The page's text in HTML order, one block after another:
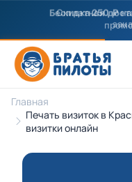
Скидка250 ₽на
Главная
Печать визиток в
визитки онлайн